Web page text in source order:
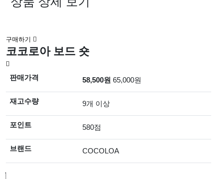
구매하기
코코로아 보드 숏
판매가격 58,500원 65,000원
재고수량 9개 이상
포인트 580점
브랜드 COCOLOA